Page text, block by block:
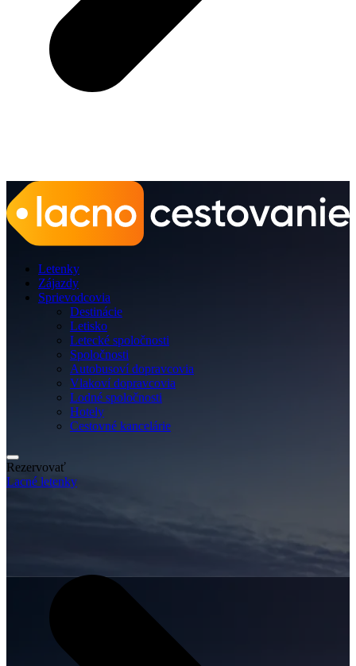
Letenky
Zájazdy
Sprievodcovia
Destinácie
Letisko
Letecké spoločnosti
Spoločnosti
Autobusoví dopravcovia
Vlakoví dopravcovia
Lodné spoločnosti
Hotely
Cestovné kancelárie
Rezervovať
Lacné letenky